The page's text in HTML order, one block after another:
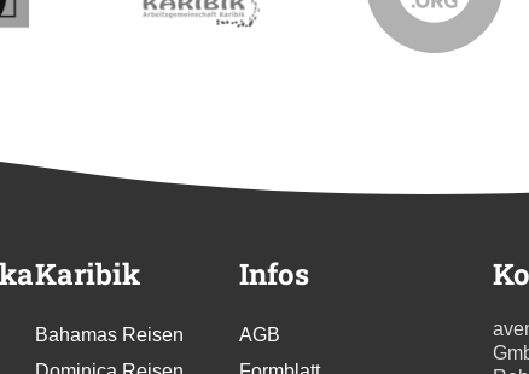
Karibik
Bahamas Reisen
Infos
AGB